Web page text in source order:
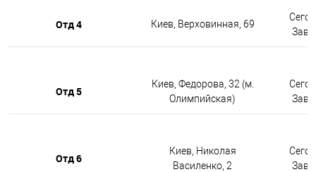
Отд 4 Киев, Верховинная, 69
Отд 5
Киев, Федорова, 32 (м.
Олимпийская)
Отд 6
Киев, Николая
Василенко, 2